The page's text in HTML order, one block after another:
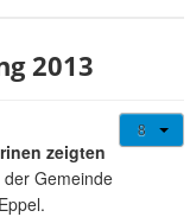
2013
zeigten
Gemeinde